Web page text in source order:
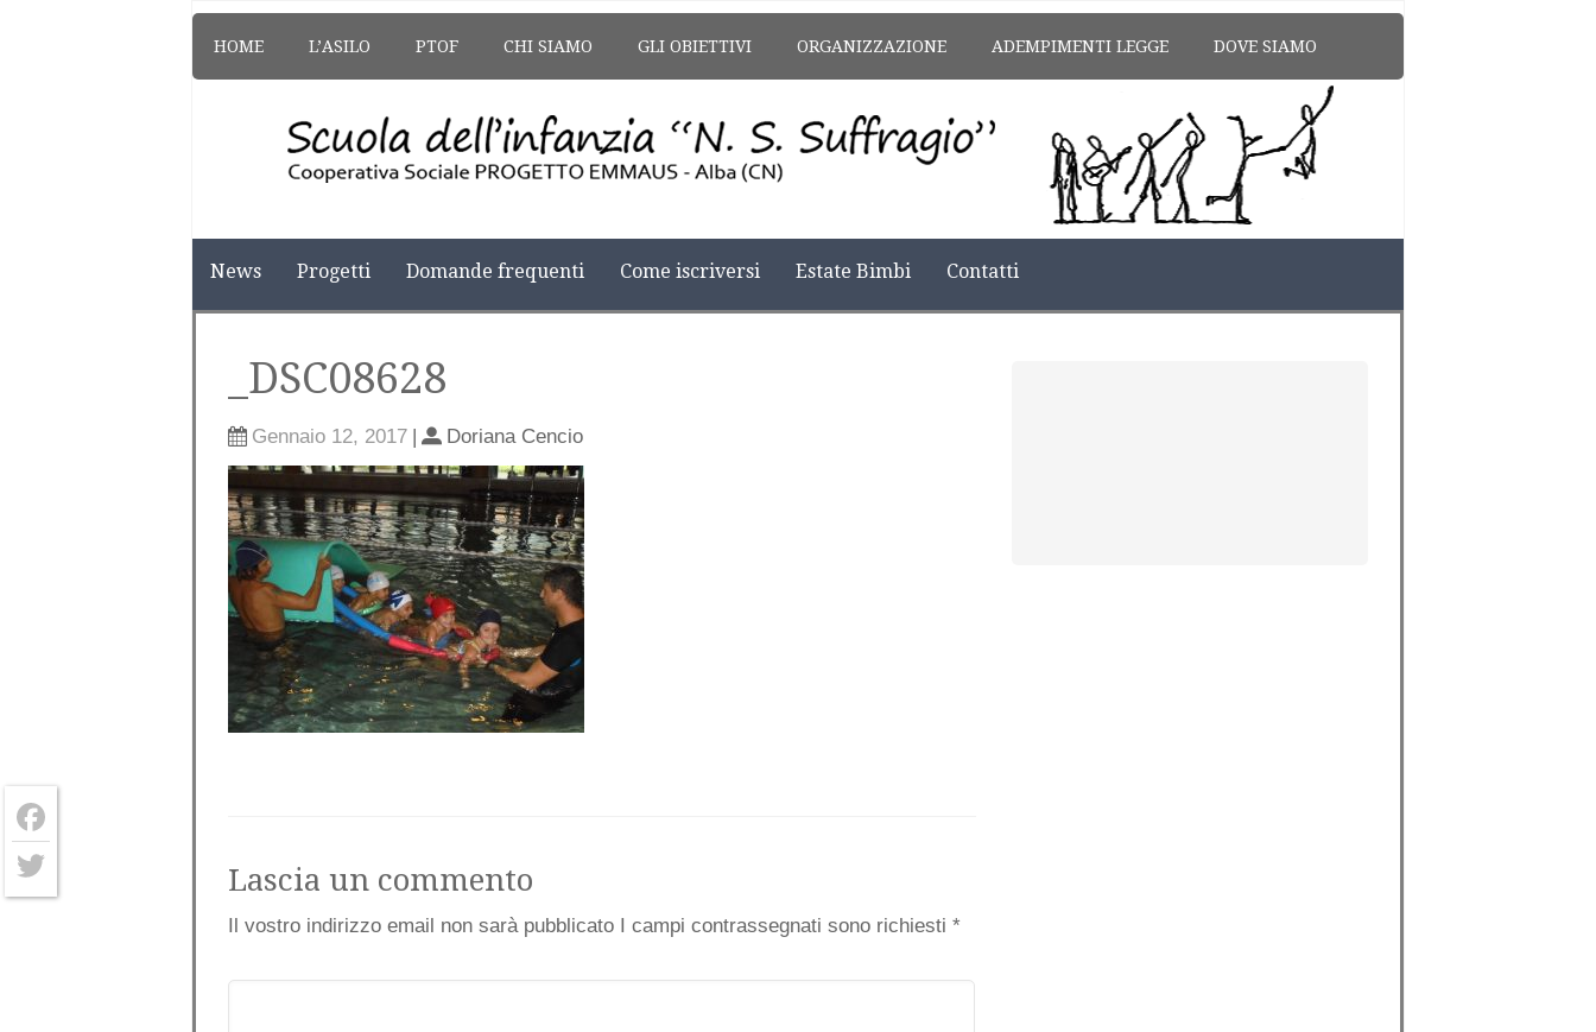
HOME L’ASILO PTOF CHI SIAMO GLI OBIETTIVI ORGANIZZAZIONE ADEMPIMENTI LEGGE DOVE SIAMO
News Progetti Domande frequenti Come iscriversi Estate Bimbi Contatti
_DSC08628
Gennaio 12, 2017 | Doriana Cencio
Lascia un commento
Il vostro indirizzo email non sarà pubblicato I campi contrassegnati sono richiesti *
Facebook
Twitter